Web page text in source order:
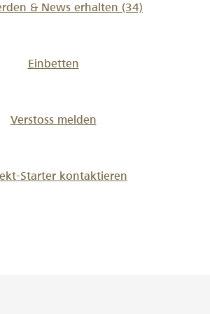
& News erhalten (34)
Einbetten
Verstoss melden
Starter kontaktieren